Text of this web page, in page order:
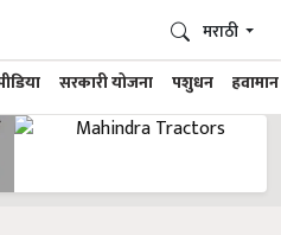
सरकारी योजना पशुधन हवामान
मराठी